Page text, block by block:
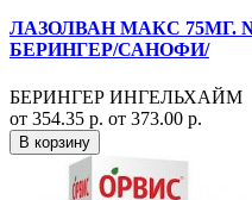
ЛАЗОЛВАН МАКС 75МГ.
БЕРИНГЕР/САНОФИ/
БЕРИНГЕР ИНГЕЛЬХАЙМ
от 354.35 р. от 373.00 р.
В корзину